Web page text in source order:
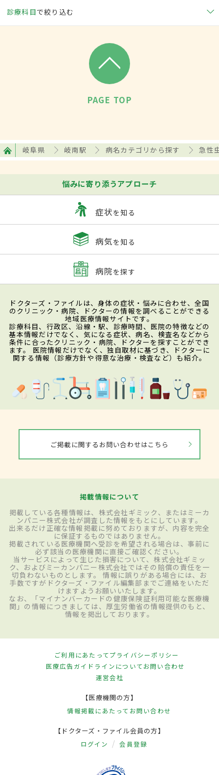
診療科目で絞り込む
PAGE TOP
岐阜県 岐南駅 病名カテゴリから探す 急性
悩みに寄り添うアプローチ
症状を知る
病気を知る
病院を探す
ドクターズ・ファイルは、身体の症状・悩みに合わせ、全国
のクリニック・病院、ドクターの情報を調べることができる
地域医療情報サイトです。
診療科目、行政区、沿線・駅、診療時間、医院の特徴などの
基本情報だけでなく、気になる症状、病名、検査名などから
条件に合ったクリニック・病院、ドクターを探すことができ
ます。 医院情報だけでなく、独自取材に基づき、ドクターに
関する情報（診療方針や得意な治療・検査など）も紹介。
ご掲載に関するお問い合わせはこちら
掲載情報について
掲載している各種情報は、株式会社ギミック、またはミーカ
ンパニー株式会社が調査した情報をもとにしています。
出来るだけ正確な情報掲載に努めておりますが、内容を完全
に保証するものではありません。
掲載されている医療機関へ受診を希望される場合は、事前に
必ず該当の医療機関に直接ご確認ください。
当サービスによって生じた損害について、株式会社ギミッ
ク、およびミーカンパニー株式会社ではその賠償の責任を一
切負わないものとします。 情報に誤りがある場合には、お
手数ですがドクターズ・ファイル編集部までご連絡をいただ
けますようお願いいたします。
なお、「マイナンバーカードの健康保険証利用可能な医療機
関」の情報につきましては、厚生労働省の情報提供のもと、
情報を掲出しております。
ご利用にあたってプライバシーポリシー
医療広告ガイドラインについてお問い合わせ
運営会社
【医療機関の方】
情報掲載にあたって お問い合わせ
【ドクターズ・ファイル会員の方】
ログイン 会員登録